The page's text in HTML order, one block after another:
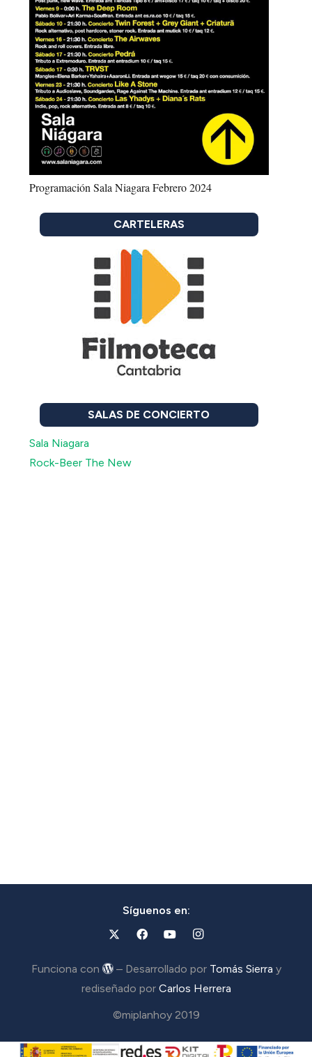
Programación Sala Niagara Febrero 2024
CARTELERAS
SALAS DE CONCIERTO
Sala Niagara
Rock-Beer The New
Síguenos en:
Funciona con – Desarrollado por Tomás Sierra y
rediseñado por Carlos Herrera
©miplanhoy 2019